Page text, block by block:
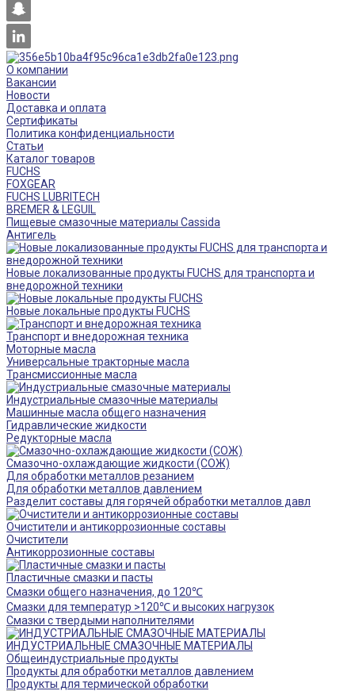
О компании
Вакансии
Новости
Доставка и оплата
Сертификаты
Политика конфиденциальности
Статьи
Каталог товаров
FUCHS
FOXGEAR
FUCHS LUBRITECH
BREMER & LEGUIL
Пищевые смазочные материалы Cassida
Антигель
Новые локализованные продукты FUCHS для транспорта и
внедорожной техники
Новые локальные продукты FUCHS
Транспорт и внедорожная техника
Моторные масла
Универсальные тракторные масла
Трансмиссионные масла
Индустриальные смазочные материалы
Машинные масла общего назначения
Гидравлические жидкости
Редукторные масла
Смазочно-охлаждающие жидкости (СОЖ)
Для обработки металлов резанием
Для обработки металлов давлением
Разделит составы для горячей обработки металлов давл
Очистители и антикоррозионные составы
Очистители
Антикоррозионные составы
Пластичные смазки и пасты
Смазки общего назначения, до 120℃
Смазки для температур >120℃ и высоких нагрузок
Смазки с твердыми наполнителями
ИНДУСТРИАЛЬНЫЕ СМАЗОЧНЫЕ МАТЕРИАЛЫ
Общеиндустриальные продукты
Продукты для обработки металлов давлением
Продукты для термической обработки